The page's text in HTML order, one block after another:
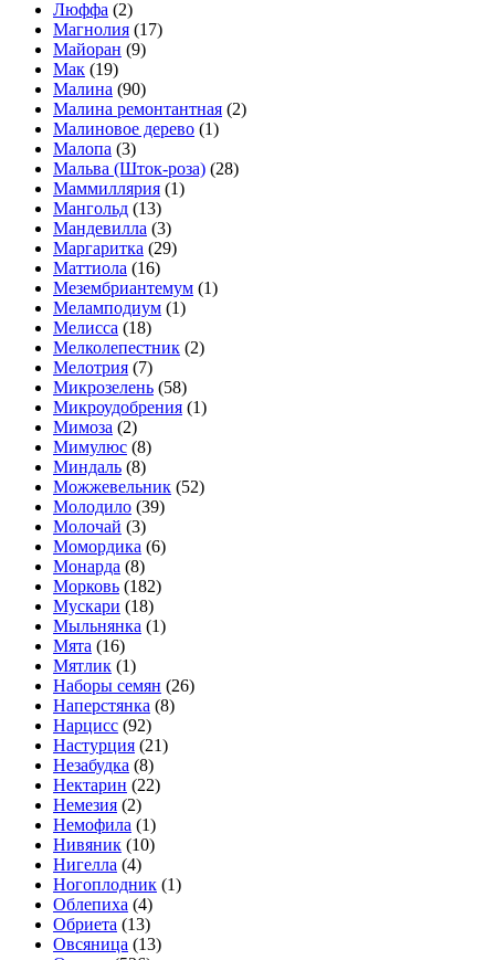
Люффа (2)
Магнолия (17)
Майоран (9)
Мак (19)
Малина (90)
Малина ремонтантная (2)
Малиновое дерево (1)
Малопа (3)
Мальва (Шток-роза) (28)
Маммиллярия (1)
Мангольд (13)
Мандевилла (3)
Маргаритка (29)
Маттиола (16)
Мезембриантемум (1)
Меламподиум (1)
Мелисса (18)
Мелколепестник (2)
Мелотрия (7)
Микрозелень (58)
Микроудобрения (1)
Мимоза (2)
Мимулюс (8)
Миндаль (8)
Можжевельник (52)
Молодило (39)
Молочай (3)
Момордика (6)
Монарда (8)
Морковь (182)
Мускари (18)
Мыльнянка (1)
Мята (16)
Мятлик (1)
Наборы семян (26)
Наперстянка (8)
Нарцисс (92)
Настурция (21)
Незабудка (8)
Нектарин (22)
Немезия (2)
Немофила (1)
Нивяник (10)
Нигелла (4)
Ногоплодник (1)
Облепиха (4)
Обриета (13)
Овсяница (13)